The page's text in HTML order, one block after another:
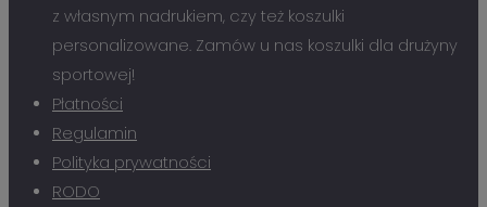
z własnym nadrukiem, czy też koszulki
personalizowane. Zamów u nas koszulki dla drużyny
sportowej!
Płatności
Regulamin
Polityka prywatności
RODO